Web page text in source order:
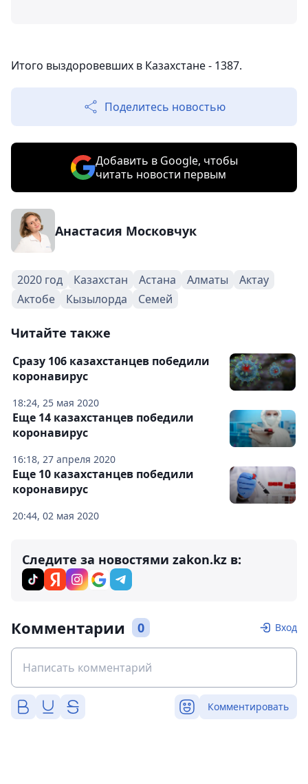
Итого выздоровевших в Казахстане - 1387.
Поделитесь новостью
Добавить в Google, чтобы
читать новости первым
Анастасия Московчук
2020 год Казахстан Астана Алматы
Актау
Актобе
Кызылорда Семей
Читайте также
18:24, 25 мая 2020
Сразу 106 казахстанцев победили
коронавирус
16:18, 27 апреля 2020
Еще 14 казахстанцев победили
коронавирус
20:44, 02 мая 2020
Еще 10 казахстанцев победили
коронавирус
Следите за новостями zakon.kz в:
Комментарии 0 Вход
Комментировать